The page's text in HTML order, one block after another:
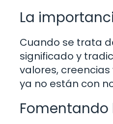
La
Cuando se trata
significado y
valores,
ya no están con